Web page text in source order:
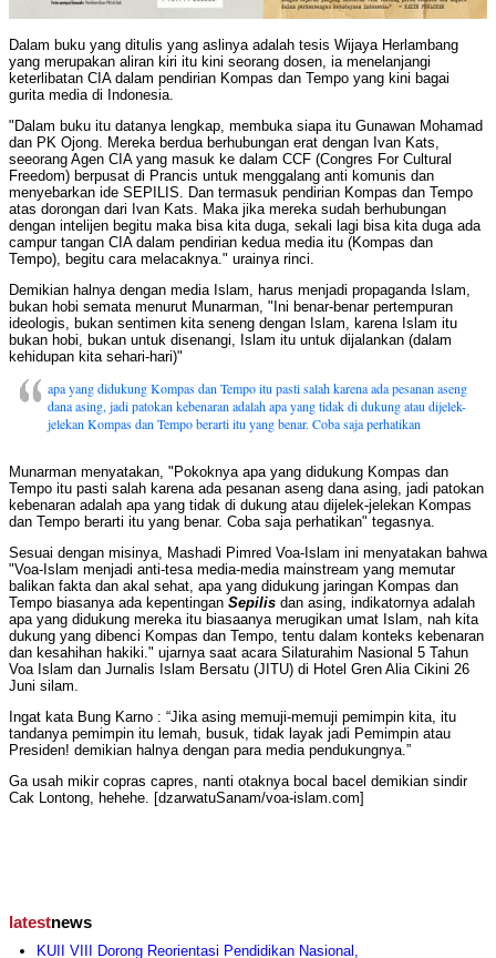
Dalam buku yang ditulis yang aslinya adalah tesis Wijaya Herlambang
yang merupakan aliran kiri itu kini seorang dosen, ia menelanjangi
keterlibatan CIA dalam pendirian Kompas dan Tempo yang kini bagai
gurita media di Indonesia.
"Dalam buku itu datanya lengkap, membuka siapa itu Gunawan Mohamad
dan PK Ojong. Mereka berdua berhubungan erat dengan Ivan Kats,
seeorang Agen CIA yang masuk ke dalam CCF (Congres For Cultural
Freedom) berpusat di Prancis untuk menggalang anti komunis dan
menyebarkan ide SEPILIS. Dan termasuk pendirian Kompas dan Tempo
atas dorongan dari Ivan Kats. Maka jika mereka sudah berhubungan
dengan intelijen begitu maka bisa kita duga, sekali lagi bisa kita duga ada
campur tangan CIA dalam pendirian kedua media itu (Kompas dan
Tempo), begitu cara melacaknya." urainya rinci.
Demikian halnya dengan media Islam, harus menjadi propaganda Islam,
bukan hobi semata menurut Munarman, "Ini benar-benar pertempuran
ideologis, bukan sentimen kita seneng dengan Islam, karena Islam itu
bukan hobi, bukan untuk disenangi, Islam itu untuk dijalankan (dalam
kehidupan kita sehari-hari)"
apa yang didukung Kompas dan Tempo itu pasti salah karena ada pesanan aseng
dana asing, jadi patokan kebenaran adalah apa yang tidak di dukung atau dijelek-
jelekan Kompas dan Tempo berarti itu yang benar. Coba saja perhatikan
Munarman menyatakan, "Pokoknya apa yang didukung Kompas dan
Tempo itu pasti salah karena ada pesanan aseng dana asing, jadi patokan
kebenaran adalah apa yang tidak di dukung atau dijelek-jelekan Kompas
dan Tempo berarti itu yang benar. Coba saja perhatikan" tegasnya.
Sesuai dengan misinya, Mashadi Pimred Voa-Islam ini menyatakan bahwa
"Voa-Islam menjadi anti-tesa media-media mainstream yang memutar
balikan fakta dan akal sehat, apa yang didukung jaringan Kompas dan
Tempo biasanya ada kepentingan Sepilis dan asing, indikatornya adalah
apa yang didukung mereka itu biasaanya merugikan umat Islam, nah kita
dukung yang dibenci Kompas dan Tempo, tentu dalam konteks kebenaran
dan kesahihan hakiki." ujarnya saat acara Silaturahim Nasional 5 Tahun
Voa Islam dan Jurnalis Islam Bersatu (JITU) di Hotel Gren Alia Cikini 26
Juni silam.
Ingat kata Bung Karno : “Jika asing memuji-memuji pemimpin kita, itu
tandanya pemimpin itu lemah, busuk, tidak layak jadi Pemimpin atau
Presiden! demikian halnya dengan para media pendukungnya.”
Ga usah mikir copras capres, nanti otaknya bocal bacel demikian sindir
Cak Lontong, hehehe. [dzarwatuSanam/voa-islam.com]
latestnews
KUII VIII Dorong Reorientasi Pendidikan Nasional,